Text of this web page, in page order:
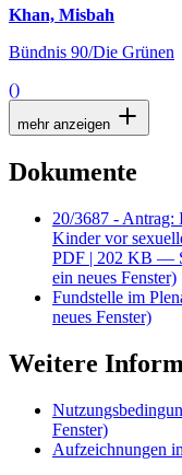
Khan, Misbah
Bündnis 90/Die Grünen
()
mehr anzeigen
Dokumente
20/3687 - Antrag:
Kinder vor
PDF | 202 KB —
ein neues Fenster)
Fundstelle im
neues Fenster)
Weitere
Fenster)
Aufzeichnungen